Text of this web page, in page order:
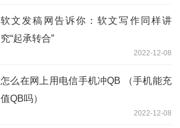
软文发稿网告诉你：软文写作同样讲
究“起承转合”
2022-12-08
怎么在网上用电信手机冲QB （手机能充
值QB吗）
2022-12-08